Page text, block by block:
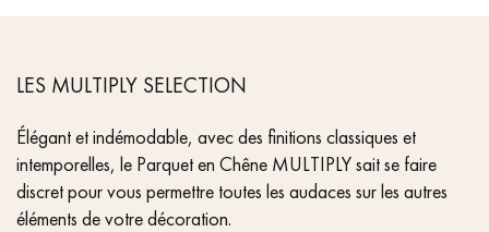
LES MULTIPLY SELECTION
Élégant et indémodable, avec des finitions classiques et
intemporelles, le Parquet en Chêne MULTIPLY sait se faire
discret pour vous permettre toutes les audaces sur les autres
éléments de votre décoration.